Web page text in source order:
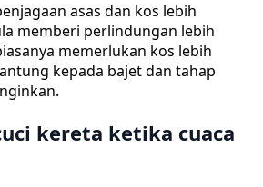
asas dan kos lebih
memberi perlindungan lebih
memerlukan kos lebih
kepada bajet dan tahap
kereta ketika cuaca